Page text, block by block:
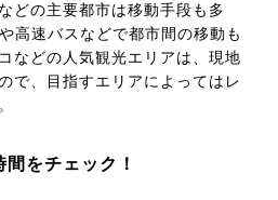
どの主要都市は移動手段も多
高速バスなどで都市間の移動も
などの人気観光エリアは、現地
で、目指すエリアによってはレ
をチェック！